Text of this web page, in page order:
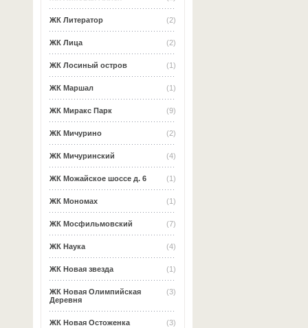
(2)
ЖК Литератор
(2)
ЖК Лица
(1)
ЖК Лосиный остров
(1)
ЖК Маршал
(9)
ЖК Миракс Парк
(2)
ЖК Мичурино
(4)
ЖК Мичуринский
(1)
ЖК Можайское шоссе д. 6
(1)
ЖК Мономах
(7)
ЖК Мосфильмовский
(4)
ЖК Наука
(1)
ЖК Новая звезда
(3)
ЖК Новая Олимпийская
Деревня
(3)
ЖК Новая Остоженка